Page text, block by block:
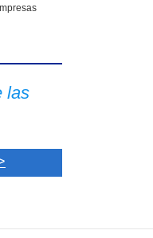
las